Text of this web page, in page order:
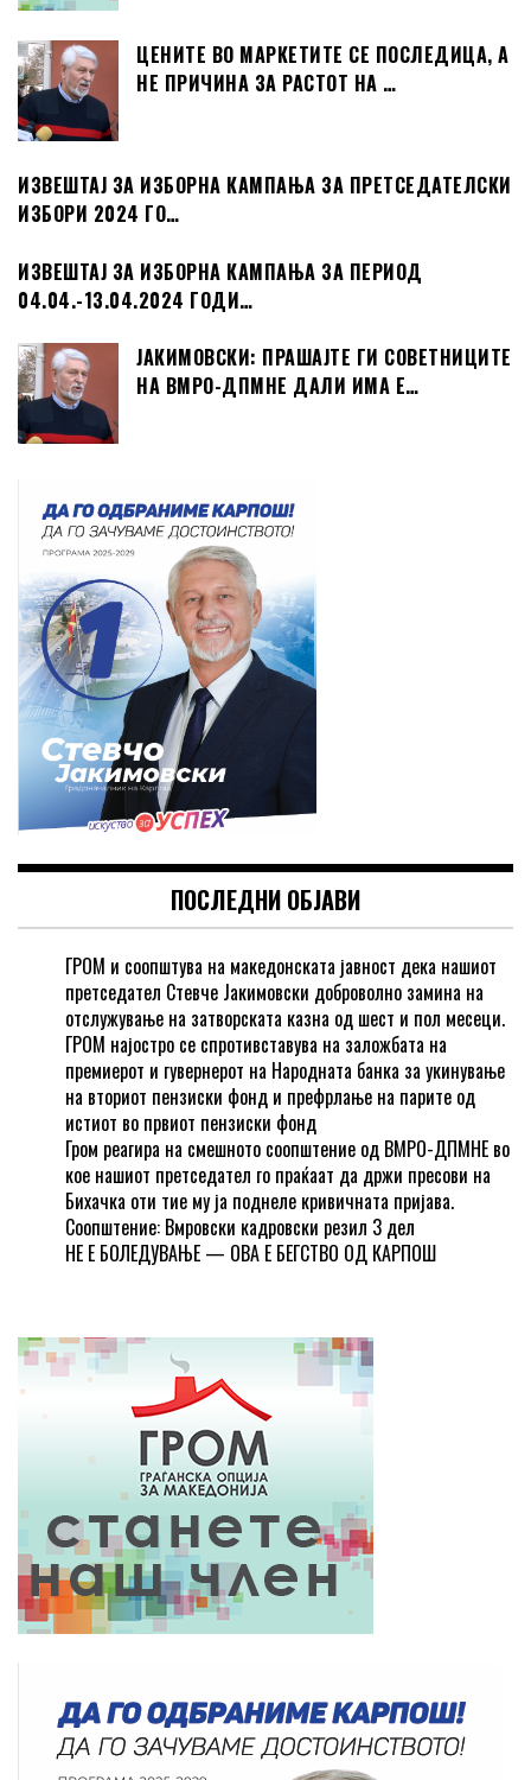
ЦЕНИТЕ ВО МАРКЕТИТЕ СЕ ПОСЛЕДИЦА, А
НЕ ПРИЧИНА ЗА РАСТОТ НА …
ИЗВЕШТАЈ ЗА ИЗБОРНА КАМПАЊА ЗА ПРЕТСЕДАТЕЛСКИ
ИЗБОРИ 2024 ГО…
ИЗВЕШТАЈ ЗА ИЗБОРНА КАМПАЊА ЗА ПЕРИОД
04.04.-13.04.2024 ГОДИ…
ЈАКИМОВСКИ: ПРАШАЈТЕ ГИ СОВЕТНИЦИТЕ
НА ВМРО-ДПМНЕ ДАЛИ ИМА Е…
ПОСЛЕДНИ ОБЈАВИ
ГРОМ и соопштува на македонската јавност дека нашиот
претседател Стевче Јакимовски доброволно замина на
отслужување на затворската казна од шест и пол месеци.
ГРОМ најостро се спротивставува на заложбата на
премиерот и гувернерот на Народната банка за укинување
на вториот пензиски фонд и префрлање на парите од
истиот во првиот пензиски фонд
Гром реагира на смешното соопштение од ВМРО-ДПМНЕ во
кое нашиот претседател го праќаат да држи пресови на
Бихачка оти тие му ја поднеле кривичната пријава.
Соопштение: Вмровски кадровски резил 3 дел
НЕ Е БОЛЕДУВАЊЕ — ОВА Е БЕГСТВО ОД КАРПОШ